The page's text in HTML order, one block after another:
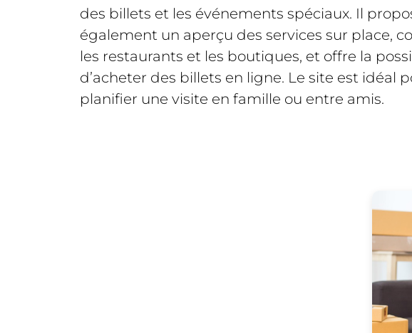
des billets et les événements spéciaux. Il
également un aperçu des services sur place,
les restaurants et les boutiques, et offre la
d’acheter des billets en ligne. Le site est idéal
planifier une visite en famille ou entre amis.